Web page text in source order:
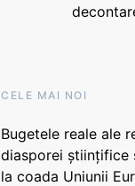
CELE MAI NOI
Bugetele reale ale
diasporei științifice
la coada Uniunii